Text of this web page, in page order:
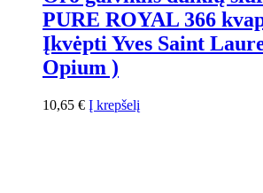
PURE ROYAL 366
Įkvėpti Yves Saint
Opium )
10,65 € Į krepšelį